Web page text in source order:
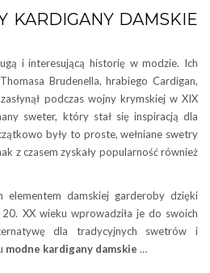
KARDIGANY DAMSKIE
i interesującą historię w modzie. Ich
Brudenella, hrabiego Cardigan,
podczas wojny krymskiej w XIX
sweter, który stał się inspiracją dla
były to proste, wełniane swetry
z czasem zyskały popularność również
elementem damskiej garderoby dzięki
XX wieku wprowadziła je do swoich
dla tradycyjnych swetrów i
modne kardigany damskie …